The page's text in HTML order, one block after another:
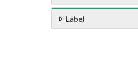
Label